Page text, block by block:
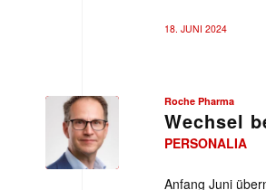
18. JUNI 2024
Roche
Roche Pharma
Wechsel
PERSONALIA
Anfang Juni